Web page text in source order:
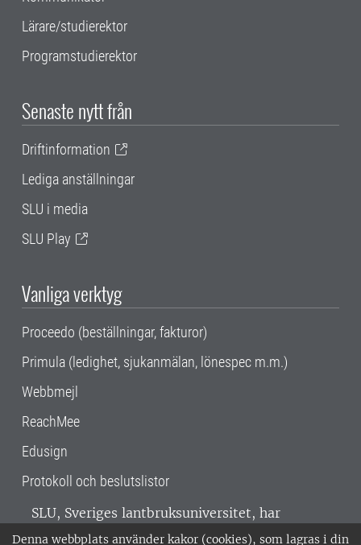
Denna webbplats använder kakor (cookies), som lagras i din
Lärare/studierektor
Programstudierektor
Senaste nytt från
Driftinformation
Lediga anställningar
SLU i media
SLU Play
Vanliga verktyg
Proceedo (beställningar, fakturor)
Primula (ledighet, sjukanmälan, lönespec m.m.)
Webbmejl
ReachMee
Edusign
Protokoll och beslutslistor
SLU, Sveriges lantbruksuniversitet, har
verksamhet över hela Sverige. Huvudorter är